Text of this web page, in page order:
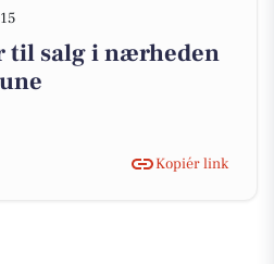
til salg i nærheden
Kopiér link